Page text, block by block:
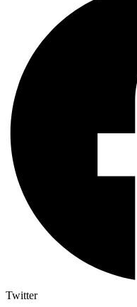
Twitter